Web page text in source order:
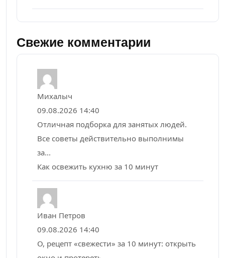
Свежие комментарии
Михалыч
09.08.2026 14:40
Отличная подборка для занятых людей.
Все советы действительно выполнимы
за...
Как освежить кухню за 10 минут
Иван Петров
09.08.2026 14:40
О, рецепт «свежести» за 10 минут: открыть